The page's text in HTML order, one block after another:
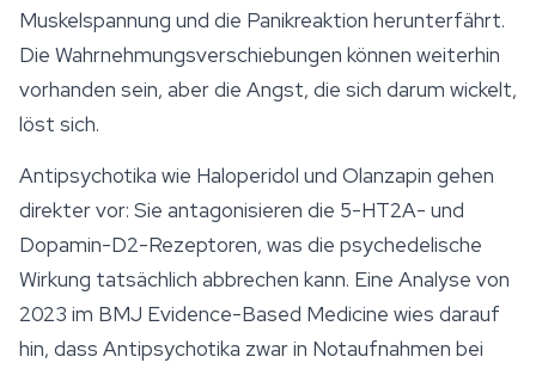
Muskelspannung und die Panikreaktion herunterfährt.
Die Wahrnehmungsverschiebungen können weiterhin
vorhanden sein, aber die Angst, die sich darum wickelt,
löst sich.
Antipsychotika wie Haloperidol und Olanzapin gehen
direkter vor: Sie antagonisieren die 5-HT2A- und
Dopamin-D2-Rezeptoren, was die psychedelische
Wirkung tatsächlich abbrechen kann. Eine Analyse von
2023 im BMJ Evidence-Based Medicine wies darauf
hin, dass Antipsychotika zwar in Notaufnahmen bei